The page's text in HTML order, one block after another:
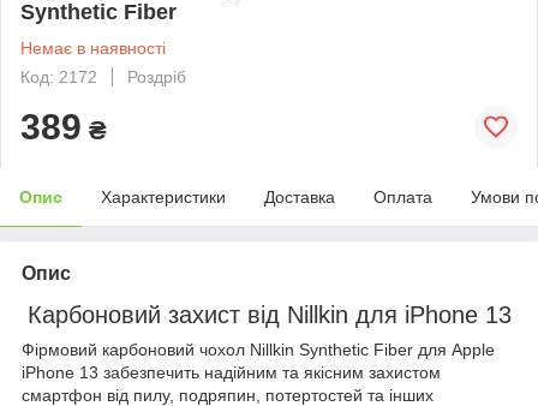
Synthetic Fiber
Немає в наявності
Код: 2172
Роздріб
389 ₴
Опис Характеристики Доставка Оплата Умови
Опис
Карбоновий захист від Nillkin для iPhone 13
Фірмовий карбоновий чохол Nillkin Synthetic Fiber для Apple
iPhone 13 забезпечить надійним та якісним захистом
смартфон від пилу, подряпин, потертостей та інших